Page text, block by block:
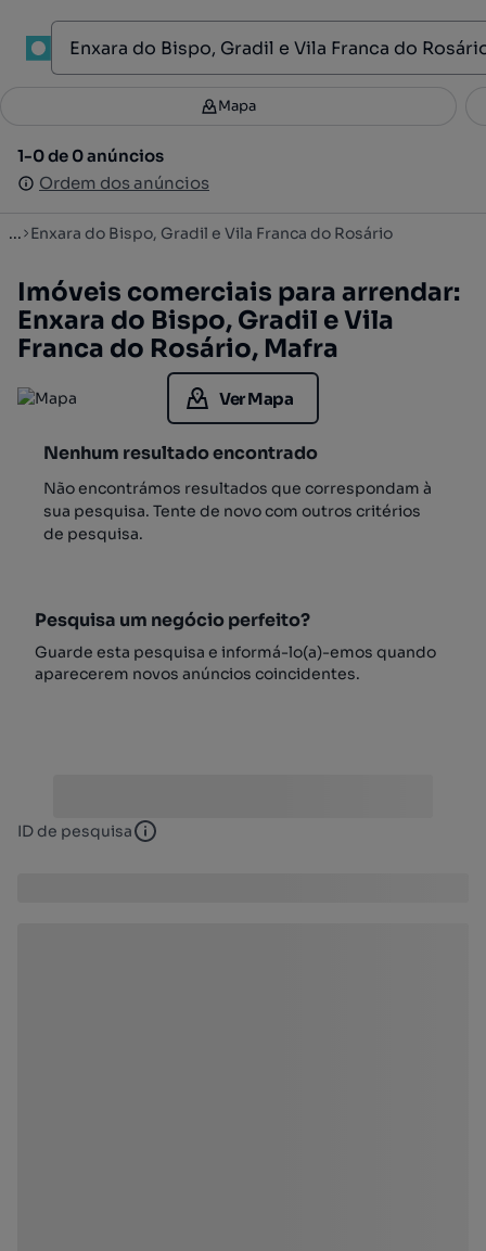
Filtros 3
1-0 de 0 anúncios
Ordem dos anúncios
Mapa
1-0 de 0 anúncios
Ordem dos anúncios
... Enxara do Bispo, Gradil e Vila Franca do Rosário
Imóveis comerciais para arrendar:
Enxara do Bispo, Gradil e Vila
Franca do Rosário, Mafra
Ver Mapa
Nenhum resultado encontrado
Não encontrámos resultados que correspondam à
sua pesquisa. Tente de novo com outros critérios
de pesquisa.
Pesquisa um negócio perfeito?
Guarde esta pesquisa e informá-lo(a)-emos quando
aparecerem novos anúncios coincidentes.
ID de pesquisa ID de pesquisa